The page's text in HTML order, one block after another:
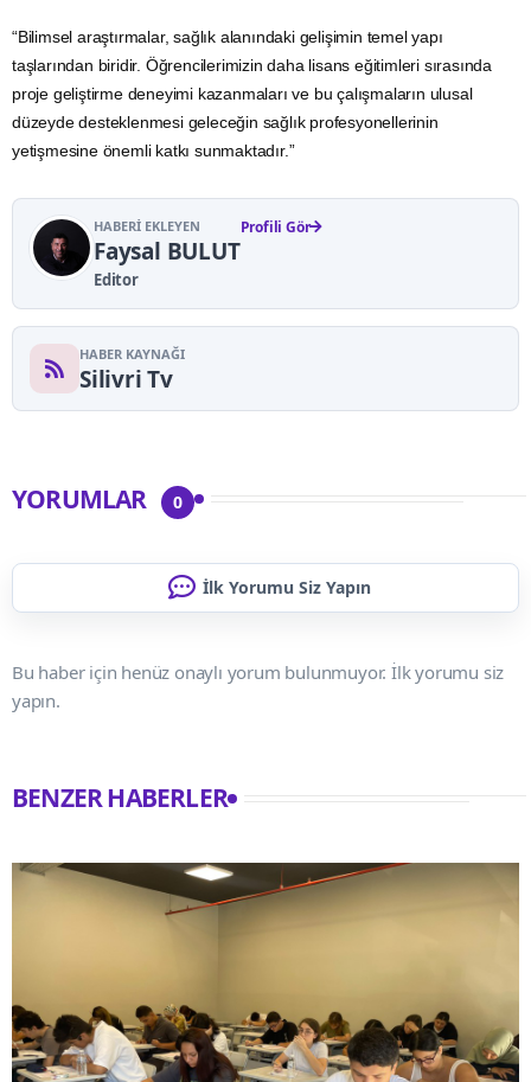
“Bilimsel araştırmalar, sağlık alanındaki gelişimin temel yapı
taşlarından biridir. Öğrencilerimizin daha lisans eğitimleri sırasında
proje geliştirme deneyimi kazanmaları ve bu çalışmaların ulusal
düzeyde desteklenmesi geleceğin sağlık profesyonellerinin
yetişmesine önemli katkı sunmaktadır.”
HABERI EKLEYEN
Faysal BULUT
Editor
Profili Gör
HABER KAYNAĞI
Silivri Tv
YORUMLAR 0
İlk Yorumu Siz Yapın
Bu haber için henüz onaylı yorum bulunmuyor. İlk yorumu siz
yapın.
BENZER HABERLER